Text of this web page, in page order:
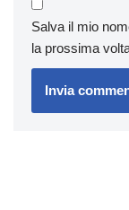
Salva il mio
la prossima